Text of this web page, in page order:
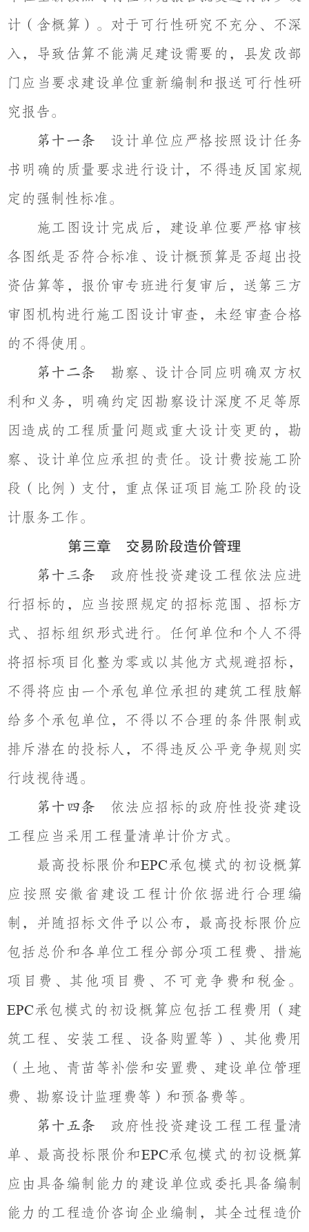
计（含概算）。对于可行性研究不充分、不深
入，导致估算不能满足建设需要的，县发改部
门应当要求建设单位重新编制和报送可行性研
究报告。
第十一条 设计单位应严格按照设计任务
书明确的质量要求进行设计，不得违反国家规
定的强制性标准。
施工图设计完成后，建设单位要严格审核
各图纸是否符合标准、设计概预算是否超出投
资估算等，报价审专班进行复审后，送第三方
审图机构进行施工图设计审查，未经审查合格
的不得使用。
第十二条 勘察、设计合同应明确双方权
利和义务，明确约定因勘察设计深度不足等原
因造成的工程质量问题或重大设计变更的，勘
察、设计单位应承担的责任。设计费按施工阶
段（比例）支付，重点保证项目施工阶段的设
计服务工作。
第三章 交易阶段造价管理
第十三条 政府性投资建设工程依法应进
行招标的，应当按照规定的招标范围、招标方
式、招标组织形式进行。任何单位和个人不得
将招标项目化整为零或以其他方式规避招标，
不得将应由一个承包单位承担的建筑工程肢解
给多个承包单位，不得以不合理的条件限制或
排斥潜在的投标人，不得违反公平竞争规则实
行歧视待遇。
第十四条 依法应招标的政府性投资建设
工程应当采用工程量清单计价方式。
最高投标限价和EPC承包模式的初设概算
应按照安徽省建设工程计价依据进行合理编
制，并随招标文件予以公布，最高投标限价应
包括总价和各单位工程分部分项工程费、措施
项目费、其他项目费、不可竞争费和税金。
EPC承包模式的初设概算应包括工程费用（建
筑工程、安装工程、设备购置等）、其他费用
（土地、青苗等补偿和安置费、建设单位管理
费、勘察设计监理费等）和预备费等。
第十五条 政府性投资建设工程工程量清
单、最高投标限价和EPC承包模式的初设概算
应由具备编制能力的建设单位或委托具备编制
能力的工程造价咨询企业编制，其全过程造价